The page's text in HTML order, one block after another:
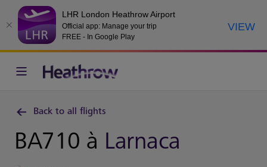
LHR London Heathrow Airport
Official app: Manage your trip
FREE - In Google Play
VIEW
Back to all flights
BA710 à Larnaca